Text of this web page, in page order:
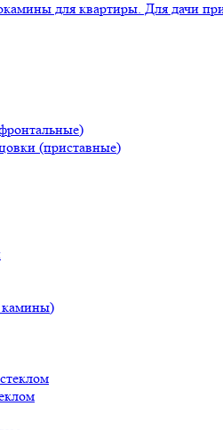
(приставные)
камины)